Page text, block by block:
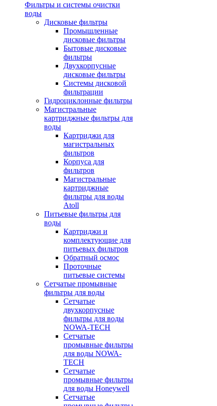
Фильтры и системы очистки
воды
Дисковые фильтры
Промышленные
дисковые фильтры
Бытовые дисковые
фильтры
Двухкорпусные
дисковые фильтры
Системы дисковой
фильтрации
Гидроциклонные фильтры
Магистральные
картриджные фильтры для
воды
Картриджи для
магистральных
фильтров
Корпуса для
фильтров
Магистральные
картриджные
фильтры для воды
Atoll
Питьевые фильтры для
воды
Картриджи и
комплектующие для
питьевых фильтров
Обратный осмос
Проточные
питьевые системы
Сетчатые промывные
фильтры для воды
Сетчатые
двухкорпусные
фильтры для воды
NOWA-TECH
Сетчатые
промывные фильтры
для воды NOWA-
TECH
Сетчатые
промывные фильтры
для воды Honeywell
Сетчатые